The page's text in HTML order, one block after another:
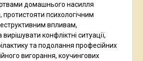
домашнього насилля
протистояти психологічним
впливам,
конфліктні ситуації,
та подолання професійних
вигорання, коучингових